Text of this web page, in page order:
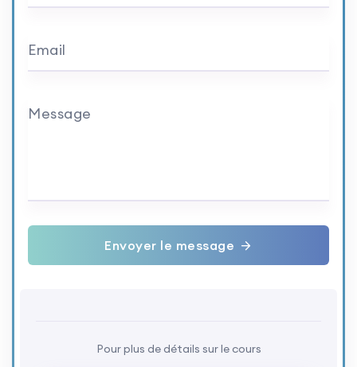
Email
Message
Envoyer le message
Pour plus de détails sur le cours